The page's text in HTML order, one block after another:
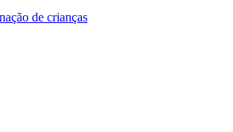
de crianças